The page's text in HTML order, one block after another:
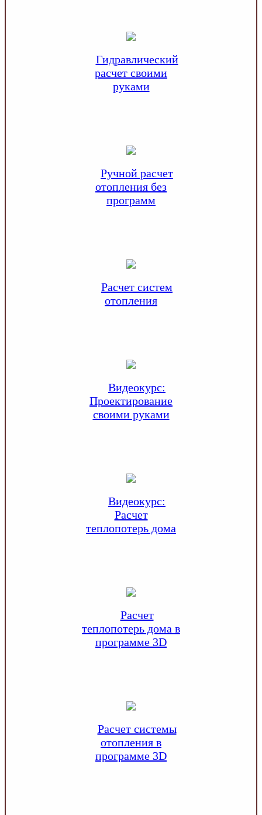
Гидравлический
расчет своими
руками
Ручной расчет
отопления без
программ
Расчет систем
отопления
Видеокурс:
Проектирование
своими руками
Видеокурс:
Расчет
теплопотерь дома
Расчет
теплопотерь дома в
программе 3D
Расчет системы
отопления в
программе 3D